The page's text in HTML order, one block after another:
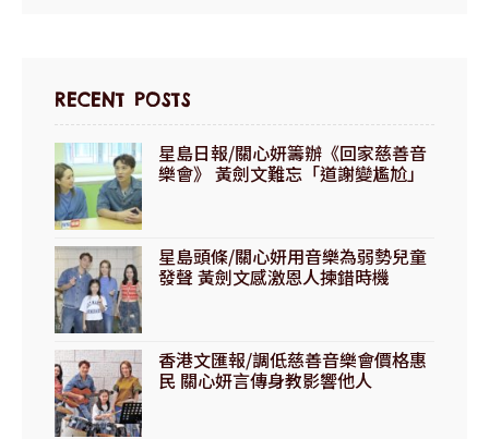
RECENT POSTS
星島日報/關心妍籌辦《回家慈善音
樂會》 黃劍文難忘「道謝變尷尬」
星島頭條/關心妍用音樂為弱勢兒童
發聲 黃劍文感激恩人揀錯時機
香港文匯報/調低慈善音樂會價格惠
民 關心妍言傳身教影響他人